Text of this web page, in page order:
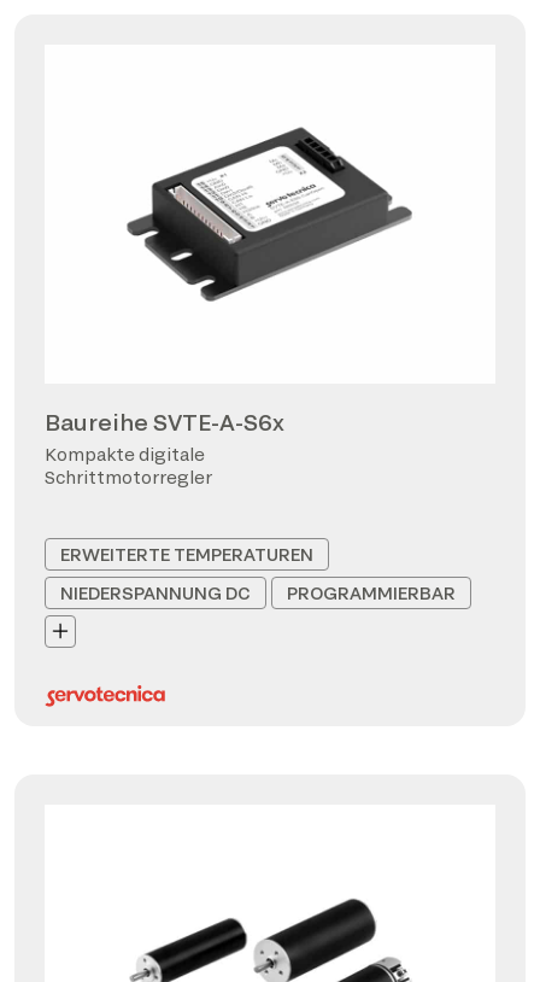
Baureihe SVTE-A-S6x
Kompakte digitale
Schrittmotorregler
ERWEITERTE TEMPERATUREN
NIEDERSPANNUNG DC
PROGRAMMIERBAR